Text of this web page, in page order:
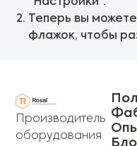
Теперь вы можете
флажок, чтобы
Производитель
оборудования